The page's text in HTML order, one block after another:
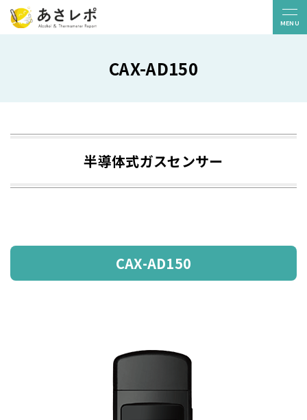
MENU
無料トライアル
販売パートナー
白ナンバー 貸切バス
利用料金
CAX-AD150
半導体式ガスセンサー
CAX-AD150